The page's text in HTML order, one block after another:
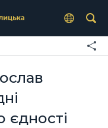
єдності